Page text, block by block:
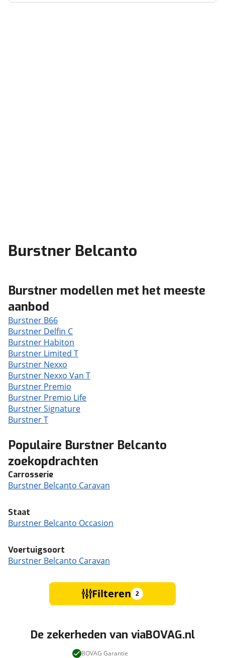
Burstner Belcanto
Burstner modellen met het meeste
aanbod
Burstner B66
Burstner Delfin C
Burstner Habiton
Burstner Limited T
Burstner Nexxo
Burstner Nexxo Van T
Burstner Premio
Burstner Premio Life
Burstner Signature
Burstner T
Populaire Burstner Belcanto
zoekopdrachten
Carrosserie
Burstner Belcanto Caravan
Staat
Burstner Belcanto Occasion
Voertuigsoort
Burstner Belcanto Caravan
Filteren 2
De zekerheden van viaBOVAG.nl
BOVAG Garantie